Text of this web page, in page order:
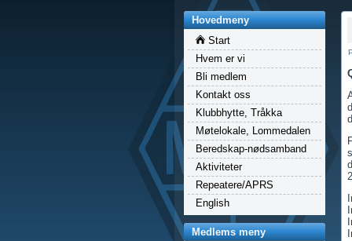
Hovedmeny
Start
Hvem er vi
Bli medlem
Kontakt oss
Klubbhytte, Tråkka
Møtelokale, Lommedalen
Beredskap-nødsamband
Aktiviteter
Repeatere/APRS
English
Medlems meny